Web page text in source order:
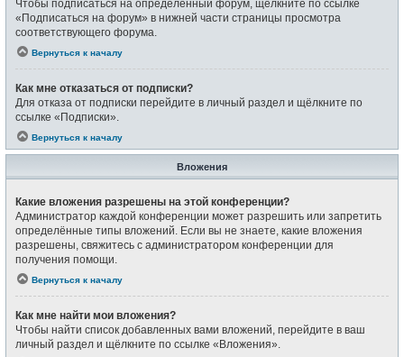
Чтобы подписаться на определённый форум, щёлкните по ссылке
«Подписаться на форум» в нижней части страницы просмотра
соответствующего форума.
Вернуться к началу
Как мне отказаться от подписки?
Для отказа от подписки перейдите в личный раздел и щёлкните по
ссылке «Подписки».
Вернуться к началу
Вложения
Какие вложения разрешены на этой конференции?
Администратор каждой конференции может разрешить или запретить
определённые типы вложений. Если вы не знаете, какие вложения
разрешены, свяжитесь с администратором конференции для
получения помощи.
Вернуться к началу
Как мне найти мои вложения?
Чтобы найти список добавленных вами вложений, перейдите в ваш
личный раздел и щёлкните по ссылке «Вложения».